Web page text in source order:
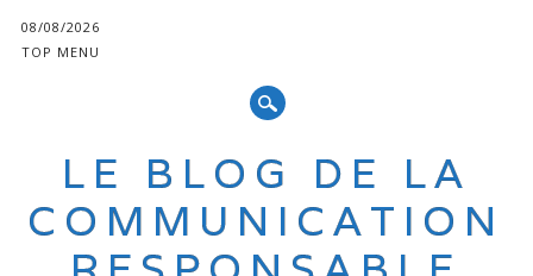
08/08/2026
TOP MENU
LE BLOG DE LA
COMMUNICATION